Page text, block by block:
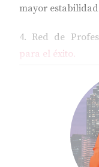
mayor
4. Red de
para el éxito.
Construir
inmobiliarios es
5. Monitoreo
Adaptabilidad es